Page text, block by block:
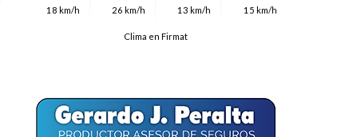
18 km/h
26 km/h
13 km/h
15 km/h
Clima en Firmat